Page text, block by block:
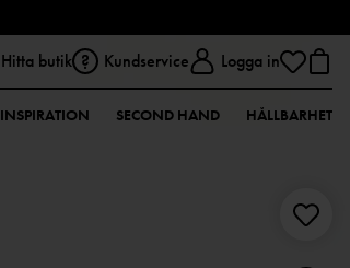
Hitta butik Kundservice Logga in
INSPIRATION SECOND HAND HÅLLBARHET